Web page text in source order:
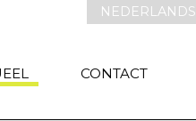
CONTACT
NEDERLANDS